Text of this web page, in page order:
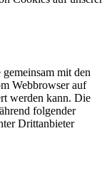
mit den
Webbrowser auf
werden kann. Die
folgender
Drittanbieter